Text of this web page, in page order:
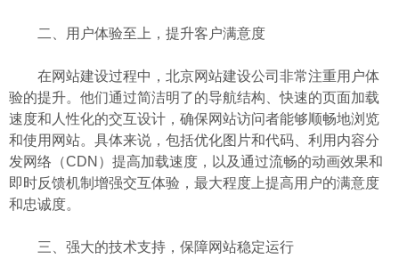
二、用户体验至上，提升客户满意度
在网站建设过程中，北京网站建设公司非常注重用户体
验的提升。他们通过简洁明了的导航结构、快速的页面加载
速度和人性化的交互设计，确保网站访问者能够顺畅地浏览
和使用网站。具体来说，包括优化图片和代码、利用内容分
发网络（CDN）提高加载速度，以及通过流畅的动画效果和
即时反馈机制增强交互体验，最大程度上提高用户的满意度
和忠诚度。
三、强大的技术支持，保障网站稳定运行